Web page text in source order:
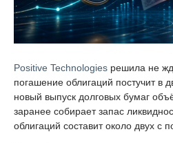
Positive Technologies решила не
погашение облигаций постучит в
новый выпуск долговых бумаг
заранее собирает запас
облигаций составит около двух с